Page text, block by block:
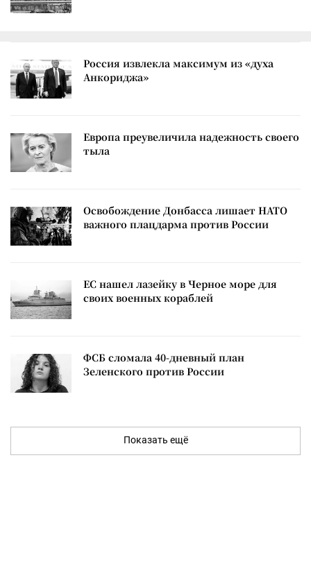
Россия извлекла максимум из «духа
Анкориджа»
Европа преувеличила надежность своего
тыла
Освобождение Донбасса лишает НАТО
важного плацдарма против России
ЕС нашел лазейку в Черное море для
своих военных кораблей
ФСБ сломала 40-дневный план
Зеленского против России
Показать ещё